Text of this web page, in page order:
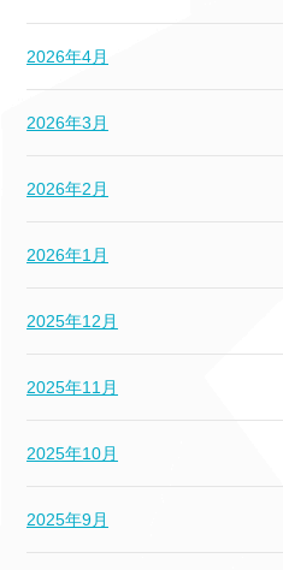
2026年4月
2026年3月
2026年2月
2026年1月
2025年12月
2025年11月
2025年10月
2025年9月